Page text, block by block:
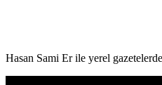
Hasan Sami Er ile yerel